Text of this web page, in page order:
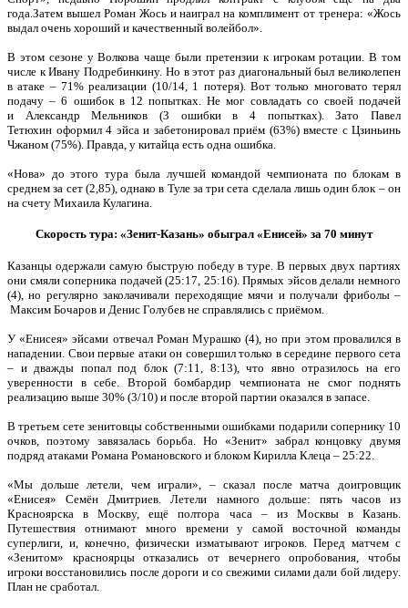
года.Затем вышел Роман Жось и наиграл на комплимент от тренера: «Жось
выдал очень хороший и качественный волейбол».
В этом сезоне у Волкова чаще были претензии к игрокам ротации. В том
числе к Ивану Подребинкину. Но в этот раз диагональный был великолепен
в атаке – 71% реализации (10/14, 1 потеря). Вот только многовато терял
подачу – 6 ошибок в 12 попытках. Не мог совладать со своей подачей
и Александр Мельников (3 ошибки в 4 попытках). Зато Павел
Тетюхин оформил 4 эйса и забетонировал приём (63%) вместе с Цзиньинь
Чжаном (75%). Правда, у китайца есть одна ошибка.
«Нова» до этого тура была лучшей командой чемпионата по блокам в
среднем за сет (2,85), однако в Туле за три сета сделала лишь один блок – он
на счету Михаила Кулагина.
Скорость тура: «Зенит-Казань» обыграл «Енисей» за 70 минут
Казанцы одержали самую быструю победу в туре. В первых двух партиях
они смяли соперника подачей (25:17, 25:16). Прямых эйсов делали немного
(4), но регулярно заколачивали переходящие мячи и получали фриболы –
Максим Бочаров и Денис Голубев не справлялись с приёмом.
У «Енисея» эйсами отвечал Роман Мурашко (4), но при этом провалился в
нападении. Свои первые атаки он совершил только в середине первого сета
– и дважды попал под блок (7:11, 8:13), что явно отразилось на его
уверенности в себе. Второй бомбардир чемпионата не смог поднять
реализацию выше 30% (3/10) и после второй партии оказался в запасе.
В третьем сете зенитовцы собственными ошибками подарили сопернику 10
очков, поэтому завязалась борьба. Но «Зенит» забрал концовку двумя
подряд атаками Романа Романовского и блоком Кирилла Клеца – 25:22.
«Мы дольше летели, чем играли», – сказал после матча доигровщик
«Енисея» Семён Дмитриев. Летели намного дольше: пять часов из
Красноярска в Москву, ещё полтора часа – из Москвы в Казань.
Путешествия отнимают много времени у самой восточной команды
суперлиги, и, конечно, физически изматывают игроков. Перед матчем с
«Зенитом» красноярцы отказались от вечернего опробования, чтобы
игроки восстановились после дороги и со свежими силами дали бой лидеру.
План не сработал.